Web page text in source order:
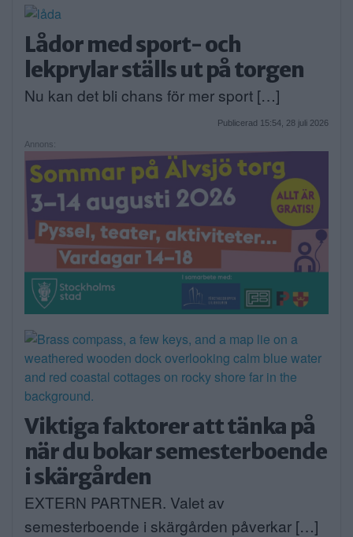
Lådor med sport- och
lekprylar ställs ut på torgen
Nu kan det bli chans för mer sport […]
Publicerad 15:54, 28 juli 2026
Annons:
Viktiga faktorer att tänka på
när du bokar semesterboende
i skärgården
EXTERN PARTNER. Valet av
semesterboende i skärgården påverkar […]